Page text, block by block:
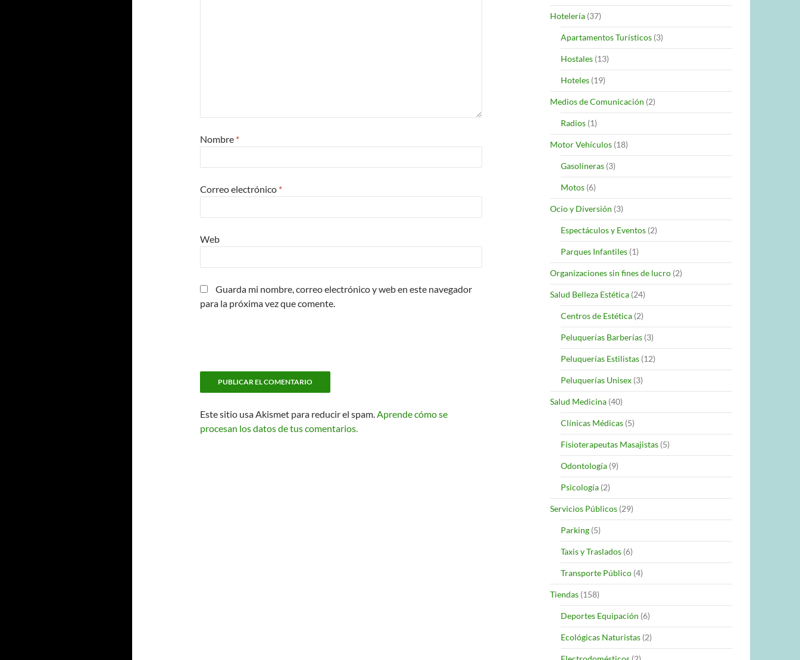
Nombre *
Correo electrónico *
Web
Guarda mi nombre, correo electrónico y web en este navegador
para la próxima vez que comente.
Este sitio usa Akismet para reducir el spam.Aprende cómo se
procesan los datos de tus comentarios.
Hotelería (37)
Apartamentos Turísticos (3)
Hostales (13)
Hoteles (19)
Medios de Comunicación (2)
Radios (1)
Motor Vehículos (18)
Gasolineras (3)
Motos (6)
Ocio y Diversión (3)
Espectáculos y Eventos (2)
Parques Infantiles (1)
Organizaciones sin fines de lucro (2)
Salud Belleza Estética (24)
Centros de Estética (2)
Peluquerías Barberías (3)
Peluquerías Estilistas (12)
Peluquerías Unisex (3)
Salud Medicina (40)
Clínicas Médicas (5)
Fisioterapeutas Masajistas (5)
Odontología (9)
Psicología (2)
Servicios Públicos (29)
Parking (5)
Taxis y Traslados (6)
Transporte Público (4)
Tiendas (158)
Deportes Equipación (6)
Ecológicas Naturistas (2)